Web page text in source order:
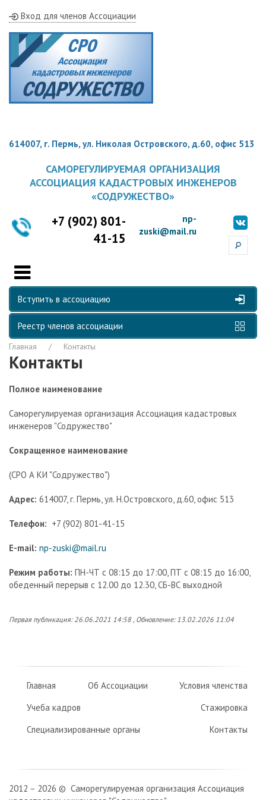
Вход для членов Ассоциации
614007, г. Пермь, ул. Николая Островского, д.60, офис 513
САМОРЕГУЛИРУЕМАЯ ОРГАНИЗАЦИЯ
АССОЦИАЦИЯ КАДАСТРОВЫХ ИНЖЕНЕРОВ
«СОДРУЖЕСТВО»
+7 (902) 801-
41-15
np-
zuski@mail.ru
Вступить в ассоциацию
Реестр членов ассоциации
Главная Контакты
Контакты
Полное наименование
Саморегулируемая организация Ассоциация кадастровых
инженеров "Содружество"
Сокращенное наименование
(СРО А КИ "Содружество")
Адрес: 614007, г. Пермь, ул. Н.Островского, д.60, офис 513
Телефон: +7 (902) 801-41-15
E-mail: np-zuski@mail.ru
Режим работы: ПН-ЧТ с 08:15 до 17:00, ПТ с 08:15 до 16:00,
обеденный перерыв с 12.00 до 12.30, СБ-ВС выходной
Первая публикация: 26.06.2021 14:58 , Обновление: 13.02.2026 11:04
Главная Об Ассоциации
Условия членства
Учеба кадров
Стажировка
Специализированные органы
Контакты
2012 – 2026 © Саморегулируемая организация Ассоциация